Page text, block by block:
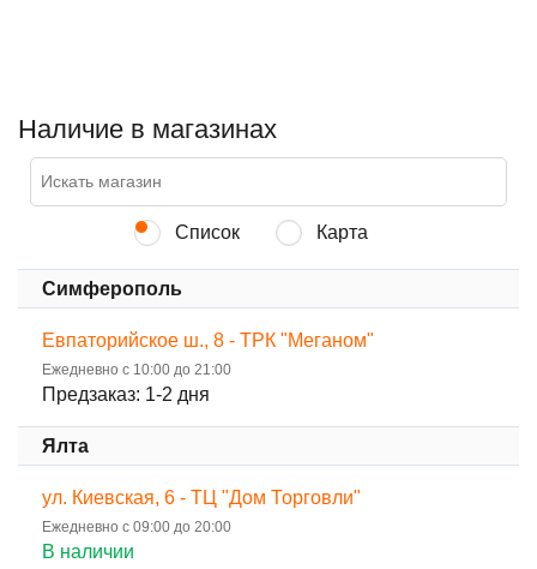
Наличие в магазинах
Список Карта
Симферополь
Евпаторийское ш., 8 - ТРК "Меганом"
Ежедневно с 10:00 до 21:00
Предзаказ: 1-2 дня
Ялта
ул. Киевская, 6 - ТЦ "Дом Торговли"
Ежедневно с 09:00 до 20:00
В наличии